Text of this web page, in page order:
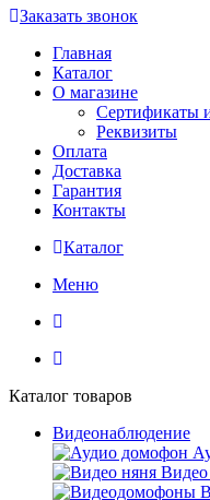
Заказать звонок
Главная
Каталог
О магазине
Сертификаты
Реквизиты
Оплата
Доставка
Гарантия
Контакты
Каталог
Меню
Каталог товаров
Видеонаблюдение
Видео